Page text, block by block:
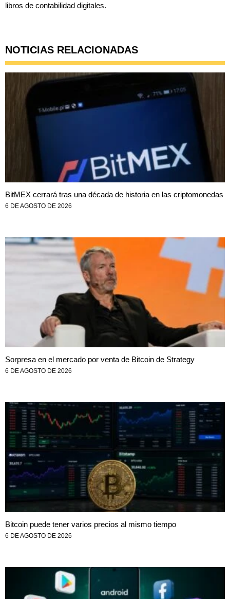
libros de contabilidad digitales.
NOTICIAS RELACIONADAS
BitMEX cerrará tras una década de historia en las criptomonedas
6 DE AGOSTO DE 2026
Sorpresa en el mercado por venta de Bitcoin de Strategy
6 DE AGOSTO DE 2026
Bitcoin puede tener varios precios al mismo tiempo
6 DE AGOSTO DE 2026